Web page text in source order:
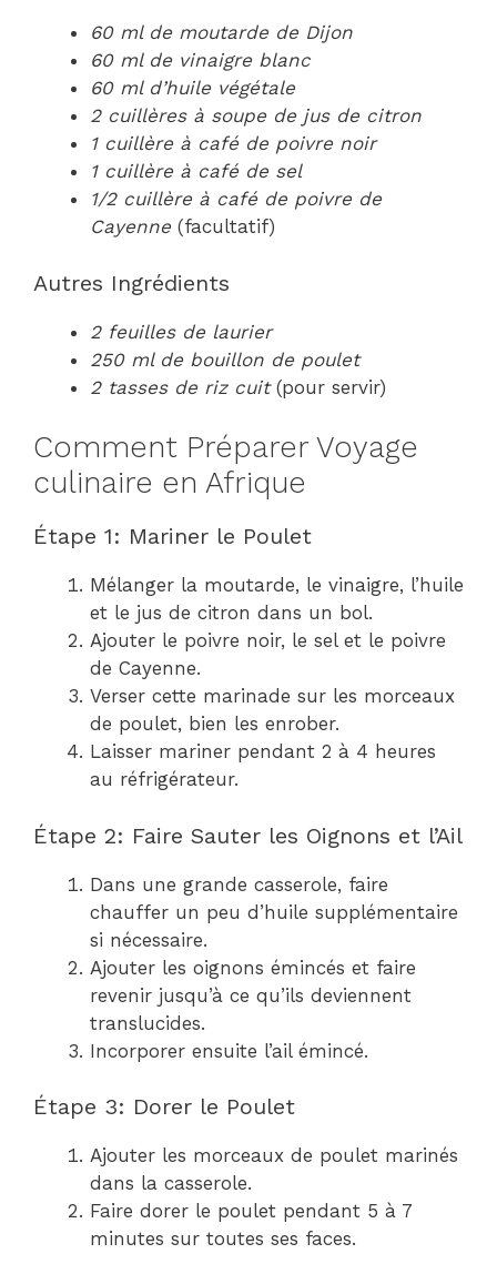
60 ml de moutarde de Dijon
60 ml de vinaigre blanc
60 ml d’huile végétale
2 cuillères à soupe de jus de citron
1 cuillère à café de poivre noir
1 cuillère à café de sel
1/2 cuillère à café de poivre de
Cayenne (facultatif)
Autres Ingrédients
2 feuilles de laurier
250 ml de bouillon de poulet
2 tasses de riz cuit(pour servir)
Comment Préparer Voyage
culinaire en Afrique
Étape 1: Mariner le Poulet
Mélanger la moutarde, le vinaigre, l’huile
et le jus de citron dans un bol.
Ajouter le poivre noir, le sel et le poivre
de Cayenne.
Verser cette marinade sur les morceaux
de poulet, bien les enrober.
Laisser mariner pendant 2 à 4 heures
au réfrigérateur.
Étape 2: Faire Sauter les Oignons et l’Ail
Dans une grande casserole, faire
chauffer un peu d’huile supplémentaire
si nécessaire.
Ajouter les oignons émincés et faire
revenir jusqu’à ce qu’ils deviennent
translucides.
Incorporer ensuite l’ail émincé.
Étape 3: Dorer le Poulet
Ajouter les morceaux de poulet marinés
dans la casserole.
Faire dorer le poulet pendant 5 à 7
minutes sur toutes ses faces.